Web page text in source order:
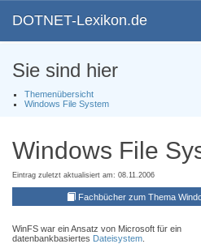
DOTNET-Lexikon.de
Sie sind hier
Themenübersicht
Windows File System
Windows File
Eintrag zuletzt aktualisiert am: 08.11.2006
Fachbücher zum Thema
WinFS war ein Ansatz von Microsoft für ein
datenbankbasiertes Dateisystem